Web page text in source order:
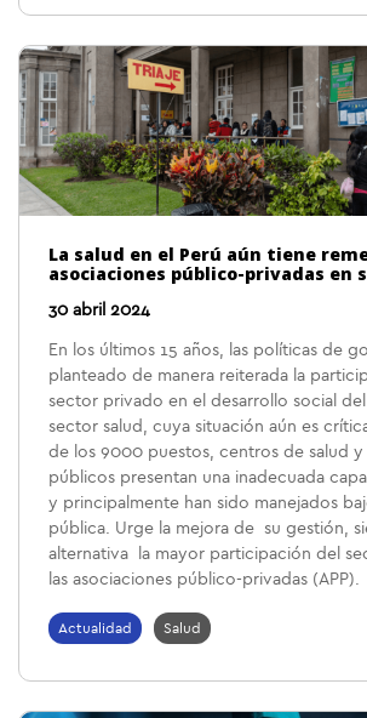
La salud en el Perú aún tiene
asociaciones público-privadas en
30 abril 2024
En los últimos 15 años, las políticas de
planteado de manera reiterada la
sector privado en el desarrollo social
sector salud, cuya situación aún es
de los 9000 puestos, centros de salud y
públicos presentan una inadecuada
y principalmente han sido manejados
pública. Urge la mejora de su gestión,
alternativa la mayor participación del
las asociaciones público-privadas (APP).
Actualidad Salud